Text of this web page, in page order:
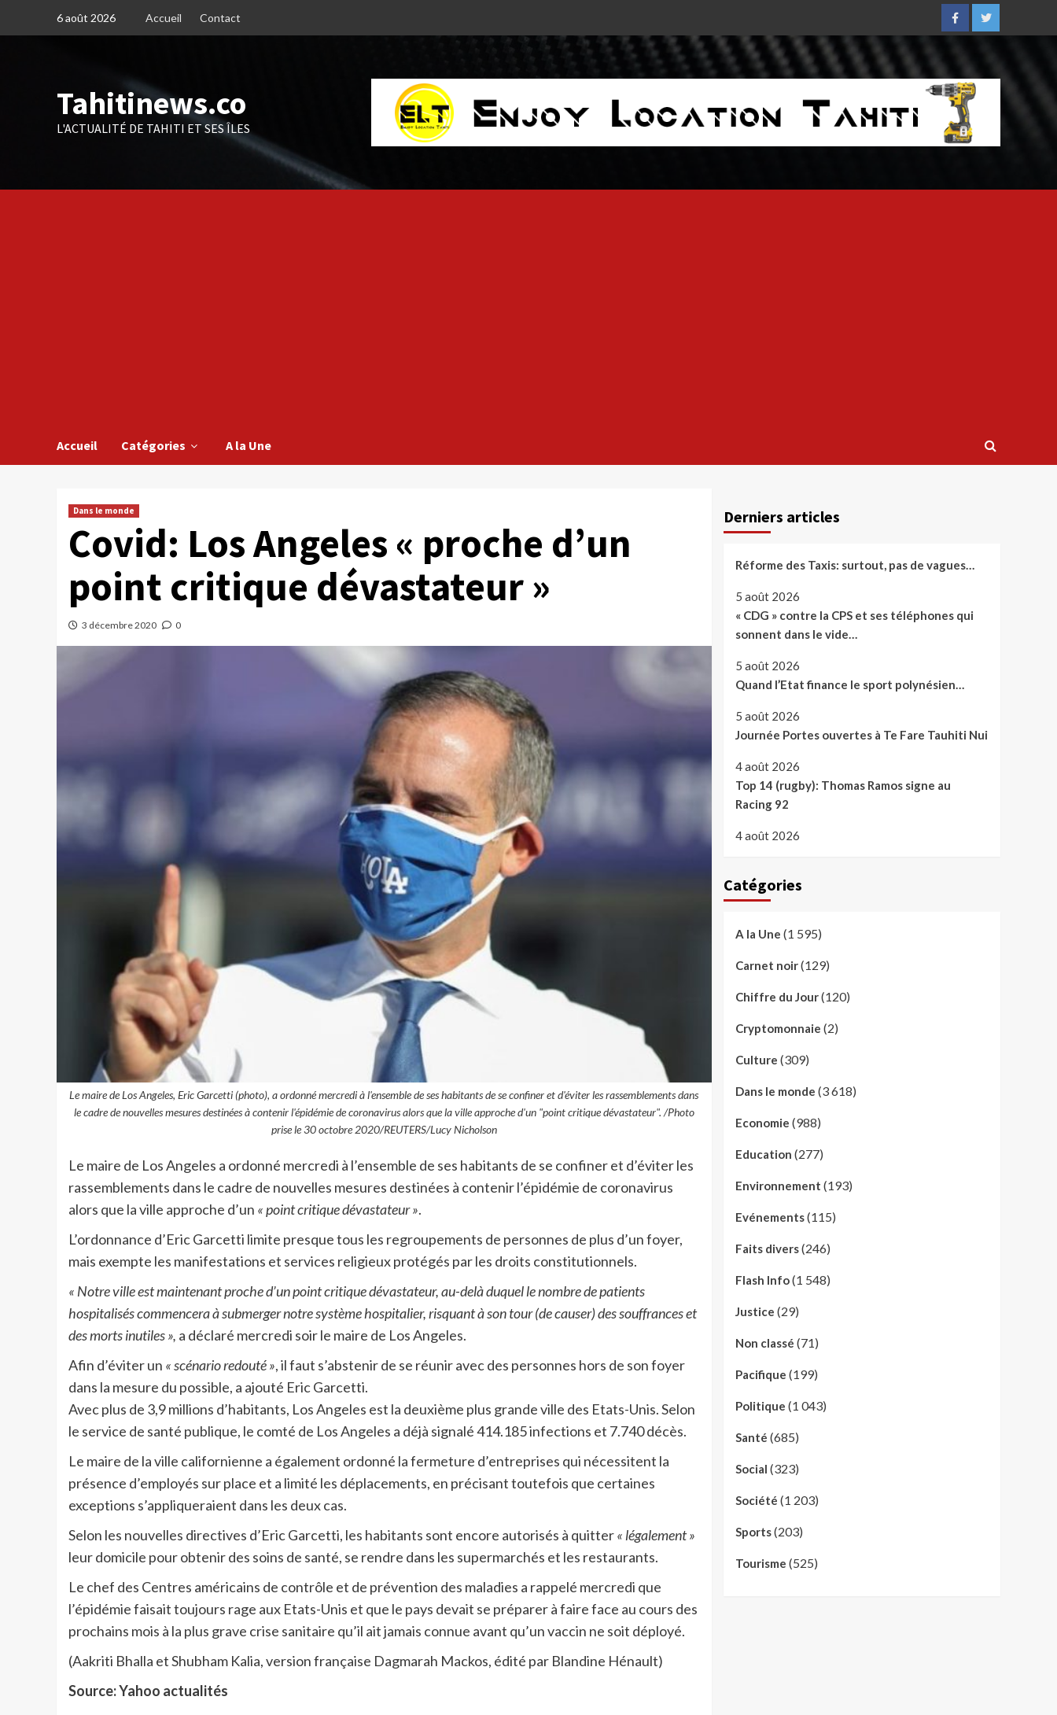
6 août 2026 Accueil Contact
FacebookTwitter
Tahitinews.co
L'ACTUALITÉ DE TAHITI ET SES ÎLES
Accueil Catégories A la Une
Dans le monde
Covid: Los Angeles « proche d’un
point critique dévastateur »
3 décembre 2020 0
Le maire de Los Angeles, Eric Garcetti (photo), a ordonné mercredi à l'ensemble de ses habitants de se confiner et d'éviter les rassemblements dans
le cadre de nouvelles mesures destinées à contenir l'épidémie de coronavirus alors que la ville approche d'un "point critique dévastateur". /Photo
prise le 30 octobre 2020/REUTERS/Lucy Nicholson
Le maire de Los Angeles a ordonné mercredi à l’ensemble de ses habitants de se confiner et d’éviter les
rassemblements dans le cadre de nouvelles mesures destinées à contenir l’épidémie de coronavirus
alors que la ville approche d’un « point critique dévastateur ».
L’ordonnance d’Eric Garcetti limite presque tous les regroupements de personnes de plus d’un foyer,
mais exempte les manifestations et services religieux protégés par les droits constitutionnels.
« Notre ville est maintenant proche d’un point critique dévastateur, au-delà duquel le nombre de patients
hospitalisés commencera à submerger notre système hospitalier, risquant à son tour (de causer) des souffrances et
des morts inutiles », a déclaré mercredi soir le maire de Los Angeles.
Afin d’éviter un « scénario redouté », il faut s’abstenir de se réunir avec des personnes hors de son foyer
dans la mesure du possible, a ajouté Eric Garcetti.
Avec plus de 3,9 millions d’habitants, Los Angeles est la deuxième plus grande ville des Etats-Unis. Selon
le service de santé publique, le comté de Los Angeles a déjà signalé 414.185 infections et 7.740 décès.
Le maire de la ville californienne a également ordonné la fermeture d’entreprises qui nécessitent la
présence d’employés sur place et a limité les déplacements, en précisant toutefois que certaines
exceptions s’appliqueraient dans les deux cas.
Selon les nouvelles directives d’Eric Garcetti, les habitants sont encore autorisés à quitter« légalement »
leur domicile pour obtenir des soins de santé, se rendre dans les supermarchés et les restaurants.
Le chef des Centres américains de contrôle et de prévention des maladies a rappelé mercredi que
l’épidémie faisait toujours rage aux Etats-Unis et que le pays devait se préparer à faire face au cours des
prochains mois à la plus grave crise sanitaire qu’il ait jamais connue avant qu’un vaccin ne soit déployé.
(Aakriti Bhalla et Shubham Kalia, version française Dagmarah Mackos, édité par Blandine Hénault)
Source: Yahoo actualités
Derniers articles
Réforme des Taxis: surtout, pas de vagues…
5 août 2026
« CDG » contre la CPS et ses téléphones qui
sonnent dans le vide…
5 août 2026
Quand l’Etat finance le sport polynésien…
5 août 2026
Journée Portes ouvertes à Te Fare Tauhiti Nui
4 août 2026
Top 14 (rugby): Thomas Ramos signe au
Racing 92
4 août 2026
Catégories
A la Une (1 595)
Carnet noir(129)
Chiffre du Jour(120)
Cryptomonnaie (2)
Culture (309)
Dans le monde (3 618)
Economie (988)
Education (277)
Environnement (193)
Evénements(115)
Faits divers(246)
Flash Info(1 548)
Justice (29)
Non classé (71)
Pacifique (199)
Politique (1 043)
Santé (685)
Social (323)
Société (1 203)
Sports(203)
Tourisme (525)